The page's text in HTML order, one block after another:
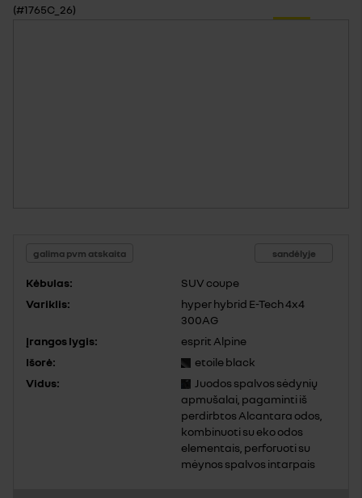
(#1765C_26)
sandėlyje
galima pvm atskaita
Kėbulas:
SUV coupe
Variklis:
hyper hybrid E-Tech 4x4
300AG
Įrangos lygis:
esprit Alpine
Išorė:
etoile black
Vidus:
Juodos spalvos sėdynių
apmušalai, pagaminti iš
perdirbtos Alcantara odos,
kombinuoti su eko odos
elementais, perforuoti su
mėynos spalvos intarpais